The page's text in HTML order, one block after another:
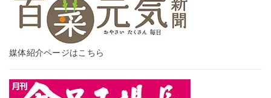
媒体紹介ページはこちら